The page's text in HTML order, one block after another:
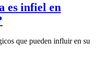
es infiel en
que pueden influir en su